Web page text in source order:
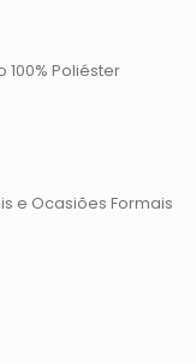
100% Poliéster
e Ocasiões Formais